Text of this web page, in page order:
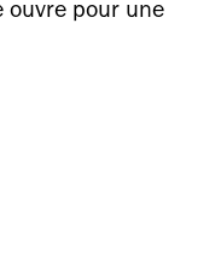
ouvre pour une